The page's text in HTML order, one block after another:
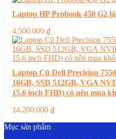
Laptop HP Probook 450 G2
4.500.000 ₫
Laptop Cũ Dell Precision
16GB, SSD 512GB, VGA
15.6 inch FHD) có nên mua
14.200.000 ₫
Mục sản phẩm